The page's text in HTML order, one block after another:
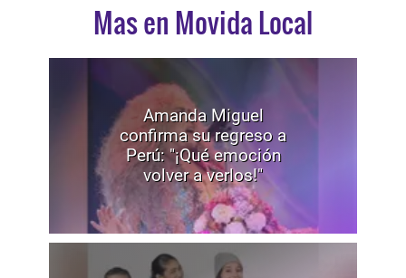
Mas en Movida Local
Amanda Miguel
confirma su regreso a
Perú: "¡Qué emoción
volver a verlos!"